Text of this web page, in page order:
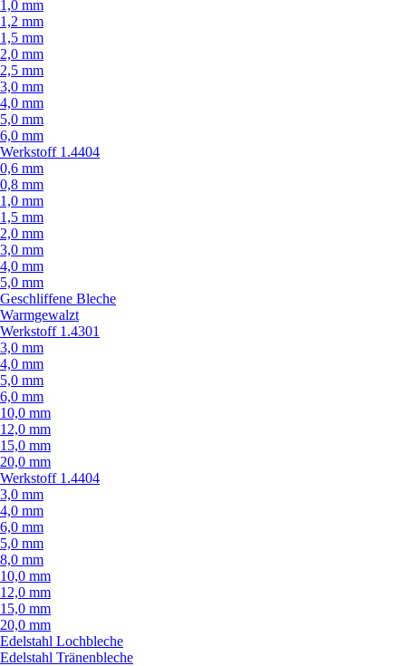
1,0 mm
1,2 mm
1,5 mm
2,0 mm
2,5 mm
3,0 mm
4,0 mm
5,0 mm
6,0 mm
Werkstoff 1.4404
0,6 mm
0,8 mm
1,0 mm
1,5 mm
2,0 mm
3,0 mm
4,0 mm
5,0 mm
Geschliffene Bleche
Warmgewalzt
Werkstoff 1.4301
3,0 mm
4,0 mm
5,0 mm
6,0 mm
10,0 mm
12,0 mm
15,0 mm
20,0 mm
Werkstoff 1.4404
3,0 mm
4,0 mm
6,0 mm
5,0 mm
8,0 mm
10,0 mm
12,0 mm
15,0 mm
20,0 mm
Edelstahl Lochbleche
Edelstahl Tränenbleche